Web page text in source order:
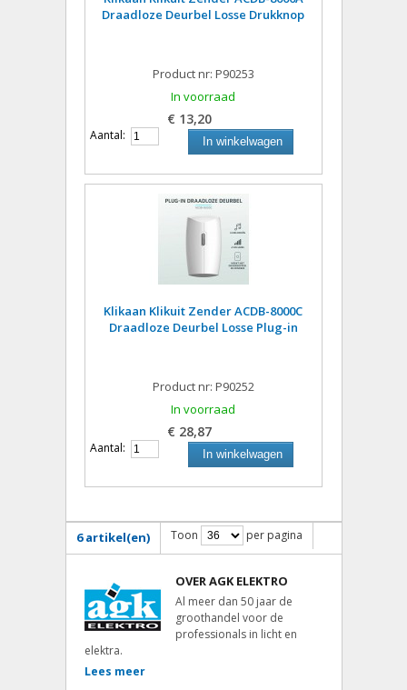
Draadloze Deurbel Losse Drukknop
Product nr: P90253
In voorraad
€ 13,20
Aantal: In winkelwagen
Klikaan Klikuit Zender ACDB-8000C
Draadloze Deurbel Losse Plug-in
Product nr: P90252
In voorraad
€ 28,87
Aantal: In winkelwagen
6 artikel(en) Toon per pagina
OVER AGK ELEKTRO
Al meer dan 50 jaar de
groothandel voor de
professionals in licht en
elektra.
Lees meer